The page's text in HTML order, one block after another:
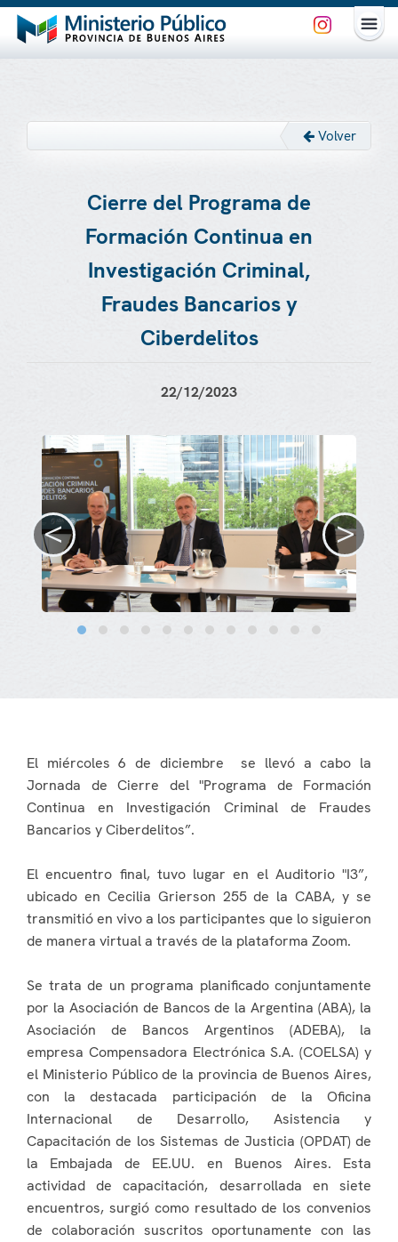
Volver
Cierre del Programa de
Formación Continua en
Investigación Criminal,
Fraudes Bancarios y
Ciberdelitos
22/12/2023
< >
El miércoles 6 de diciembre se llevó a cabo la
Jornada de Cierre del "Programa de Formación
Continua en Investigación Criminal de Fraudes
Bancarios y Ciberdelitos”.
El encuentro final, tuvo lugar en el Auditorio "I3”,
ubicado en Cecilia Grierson 255 de la CABA, y se
transmitió en vivo a los participantes que lo siguieron
de manera virtual a través de la plataforma Zoom.
Se trata de un programa planificado conjuntamente
por la Asociación de Bancos de la Argentina (ABA), la
Asociación de Bancos Argentinos (ADEBA), la
empresa Compensadora Electrónica S.A. (COELSA) y
el Ministerio Público de la provincia de Buenos Aires,
con la destacada participación de la Oficina
Internacional de Desarrollo, Asistencia y
Capacitación de los Sistemas de Justicia (OPDAT) de
la Embajada de EE.UU. en Buenos Aires. Esta
actividad de capacitación, desarrollada en siete
encuentros, surgió como resultado de los convenios
de colaboración suscritos oportunamente con las